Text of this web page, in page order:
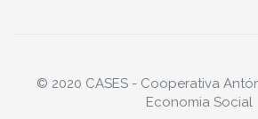
© 2020 CASES - Cooperativa
Economia Social